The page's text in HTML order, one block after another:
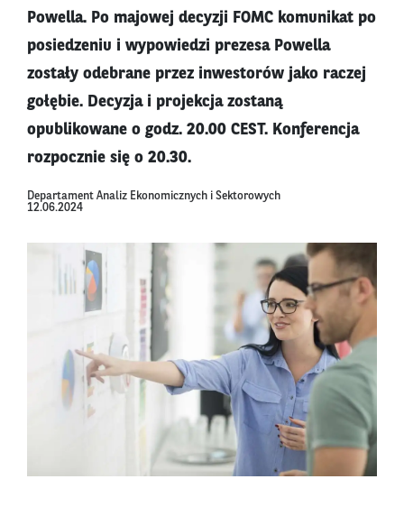
Powella. Po majowej decyzji FOMC komunikat po
posiedzeniu i wypowiedzi prezesa Powella
zostały odebrane przez inwestorów jako raczej
gołębie. Decyzja i projekcja zostaną
opublikowane o godz. 20.00 CEST. Konferencja
rozpocznie się o 20.30.
Departament Analiz Ekonomicznych i Sektorowych
12.06.2024